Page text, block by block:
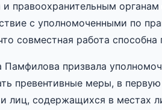
правоохранительным
с уполномоченными по
совместная работа
Памфилова призвала
превентивные меры, в
лиц, содержащихся в местах